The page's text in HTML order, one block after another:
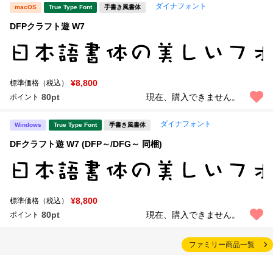
macOS True Type Font 手書き風書体 ダイナフォント
DFPクラフト遊 W7
標準価格（税込） ¥8,800
ポイント 80pt 現在、購入できません。
Windows True Type Font 手書き風書体 ダイナフォント
DFクラフト遊 W7 (DFP～/DFG～ 同梱)
標準価格（税込） ¥8,800
ポイント 80pt 現在、購入できません。
ファミリー商品一覧